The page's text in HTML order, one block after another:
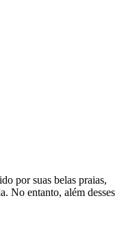
por suas belas praias,
No entanto, além desses